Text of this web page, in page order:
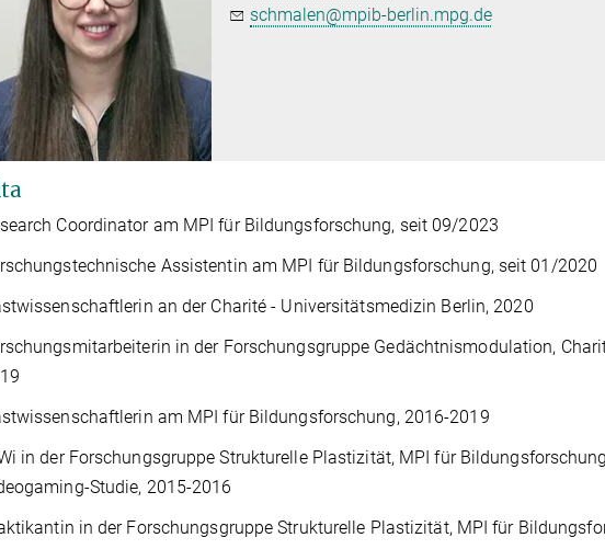
schmalen@mpib-berlin.mpg.de
Coordinator am MPI für Bildungsforschung, seit 09/2023
Assistentin am MPI für Bildungsforschung, seit 01/2020
an der Charité - Universitätsmedizin Berlin, 2020
in der Forschungsgruppe Gedächtnismodulation,
am MPI für Bildungsforschung, 2016-2019
in der Forschungsgruppe Strukturelle Plastizität, MPI für
Studie, 2015-2016
in der Forschungsgruppe Strukturelle Plastizität, MPI für